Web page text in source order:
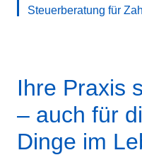
Steuerberatung für
Ihre Praxis
– auch für
Dinge im